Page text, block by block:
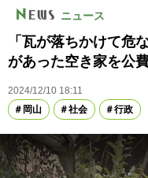
ニュース
「瓦が落ちかけて危
があった空き家を公
2024/12/10 18:11
岡山
社会 行政